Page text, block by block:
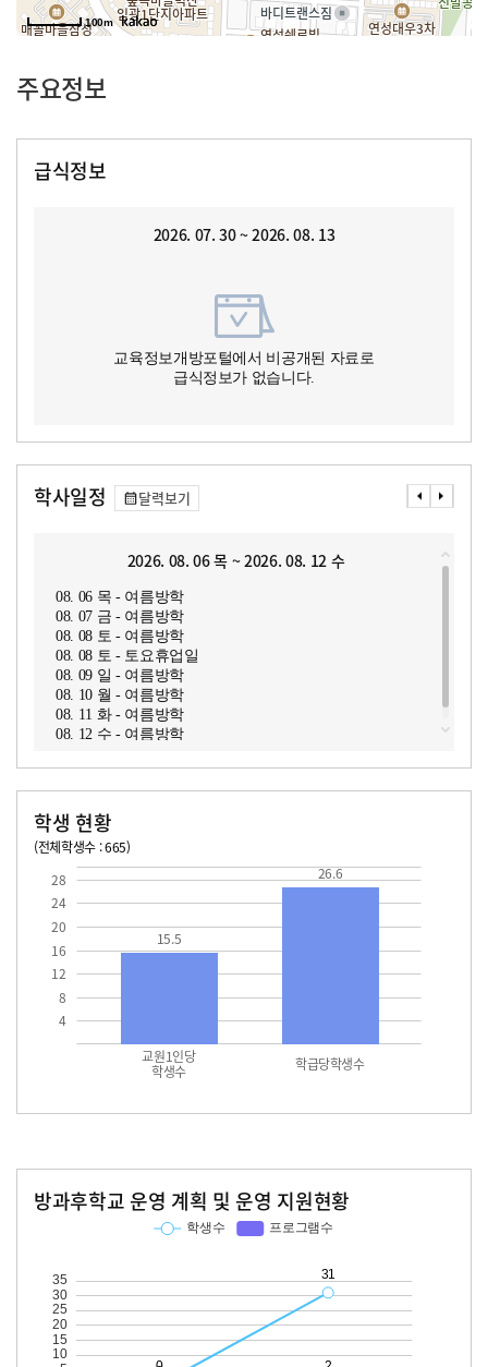
100m
주요정보
급식정보
2026. 07. 30 ~ 2026. 08. 13
교육정보개방포털에서 비공개된 자료로
급식정보가 없습니다.
학사일정 달력보기
2026. 08. 06 목 ~ 2026. 08. 12 수
08. 06 목 - 여름방학
08. 07 금 - 여름방학
08. 08 토 - 여름방학
08. 08 토 - 토요휴업일
08. 09 일 - 여름방학
08. 10 월 - 여름방학
08. 11 화 - 여름방학
08. 12 수 - 여름방학
학생 현황
(전체학생수 : 665)
4
8
12
16
20
24
28
교원1인당
학생수 학급당학생수
15.5
26.6
방과후학교 운영 계획 및 운영 지원현황